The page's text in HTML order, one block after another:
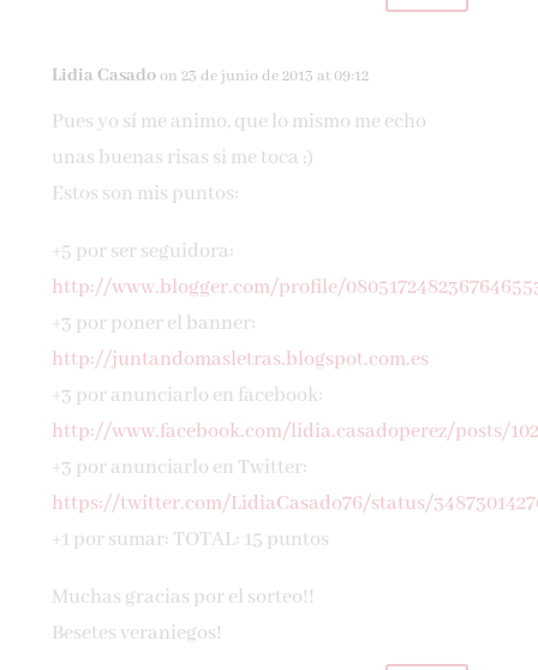
Lidia Casadoon 23 de junio de 2013 at 09:12
Pues yo sí me animo, que lo mismo me echo
unas buenas risas si me toca ;)
Estos son mis puntos:
+5 por ser seguidora:
http://www.blogger.com/profile/
+3 por poner el banner:
http://juntandomasletras.blogspot.com.es
+3 por anunciarlo en facebook:
http://www.facebook.com/lidia.casadoperez/posts/
+3 por anunciarlo en Twitter:
https://twitter.com/LidiaCasado76/status/
+1 por sumar: TOTAL: 15 puntos
Muchas gracias por el sorteo!!
Besetes veraniegos!